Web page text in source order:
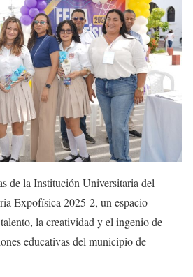
de la Institución Universitaria del
Expofísica 2025-2, un espacio
la creatividad y el ingenio de
educativas del municipio de